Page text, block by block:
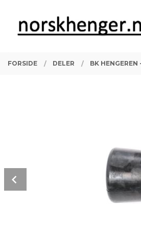
innholdet
PRODUKTER
FORSIDE DELER BK HENGEREN